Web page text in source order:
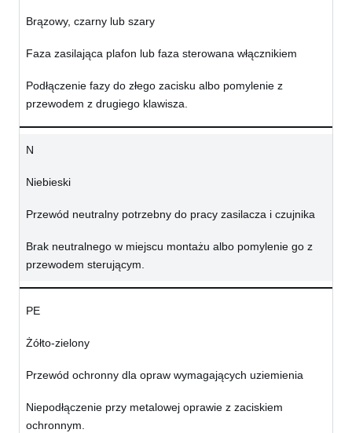
Brązowy, czarny lub szary
Faza zasilająca plafon lub faza sterowana włącznikiem
Podłączenie fazy do złego zacisku albo pomylenie z
przewodem z drugiego klawisza.
N
Niebieski
Przewód neutralny potrzebny do pracy zasilacza i czujnika
Brak neutralnego w miejscu montażu albo pomylenie go z
przewodem sterującym.
PE
Żółto-zielony
Przewód ochronny dla opraw wymagających uziemienia
Niepodłączenie przy metalowej oprawie z zaciskiem
ochronnym.